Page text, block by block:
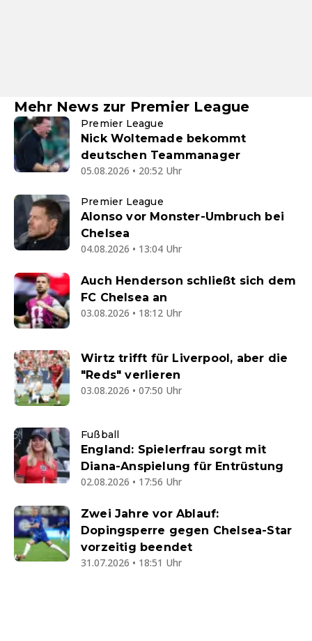
Mehr News zur Premier League
Premier League
Nick Woltemade bekommt
deutschen Teammanager
05.08.2026 • 20:52 Uhr
Premier League
Alonso vor Monster-Umbruch bei
Chelsea
04.08.2026 • 13:04 Uhr
Auch Henderson schließt sich dem
FC Chelsea an
03.08.2026 • 18:12 Uhr
Wirtz trifft für Liverpool, aber die
"Reds" verlieren
03.08.2026 • 07:50 Uhr
Fußball
England: Spielerfrau sorgt mit
Diana-Anspielung für Entrüstung
02.08.2026 • 17:56 Uhr
Zwei Jahre vor Ablauf:
Dopingsperre gegen Chelsea-Star
vorzeitig beendet
31.07.2026 • 18:51 Uhr